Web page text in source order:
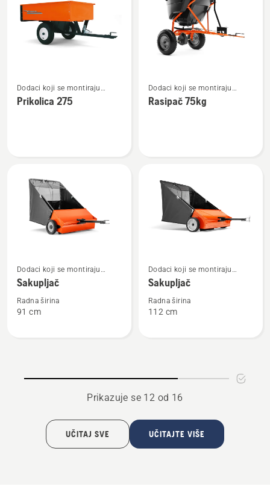
više
detalja
Dodaci koji se montiraju
nazad
Prikolica 275
više
detalja
Dodaci koji se montiraju
nazad
Rasipač 75kg
više
detalja
Sakupljač
Dodaci koji se montiraju
nazad
Sakupljač
Radna širina
91 cm
više
detalja
Sakupljač
Dodaci koji se montiraju
nazad
Sakupljač
Radna širina
112 cm
Prikazuje se 12 od 16
UČITAJ SVE UČITAJTE VIŠE